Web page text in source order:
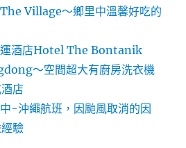
Village～鄉里中溫馨好吃的
酒店Hotel The Bontanik
～空間超大有廚房洗衣機
店
-沖繩航班，因颱風取消的因
驗